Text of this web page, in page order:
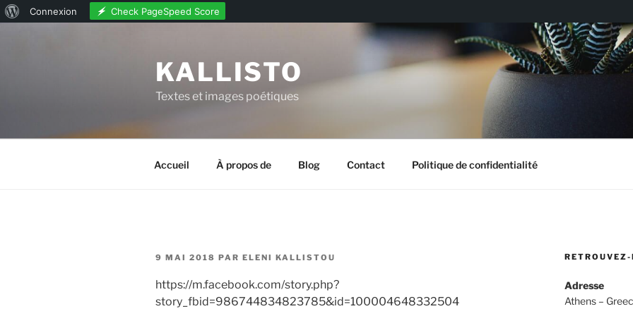
Connexion
Check PageSpeed Score
KALLISTO
Textes et images poétiques
Accueil À propos de Blog Contact Politique de confidentialité
PUBLIÉ
9 MAI 2018 PAR ELENI KALLISTOU
https://m.facebook.com/story.php?
story_fbid=986744834823785&id=100004648332504
RETROUVEZ-
Adresse
Athens –